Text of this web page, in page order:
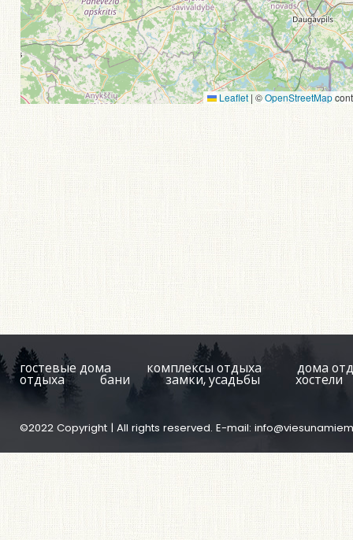
Leaflet | ©OpenStreetMap
гостевые дома комплексы отдыха дома
отдыха бани замки, усадьбы хостели
©2022 Copyright | All rights reserved. E-mail: